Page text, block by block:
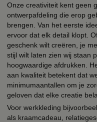
Onze creativiteit kent geen
ontwerpafdeling die erop
brengen. Van het eerste
ervoor dat elk detail klopt.
geschenk wilt creëren, je
stijl wilt laten zien wij staan
hoogwaardige afdrukken.
aan kwaliteit betekent dat
minimumaantallen om je
geloven dat elke creatie
Voor werkkleding
als kraamcadeau,